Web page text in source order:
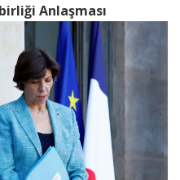
Anlaşması